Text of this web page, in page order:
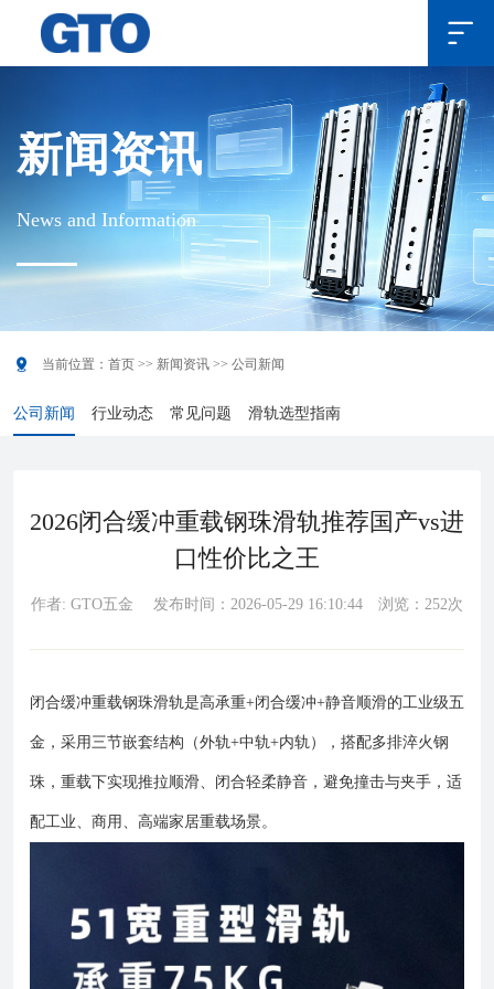

新闻资讯
News and Information
公司新闻 行业动态 常见问题 滑轨选型指南
 当前位置： 首页 >> 新闻资讯 >> 公司新闻
2026闭合缓冲重载钢珠滑轨推荐国产vs进
口性价比之王
作者: GTO五金 发布时间：2026-05-29 16:10:44 浏览：252次
闭合缓冲重载钢珠滑轨是高承重+闭合缓冲+静音顺滑的工业级五
金，采用三节嵌套结构（外轨+中轨+内轨），搭配多排淬火钢
珠，重载下实现推拉顺滑、闭合轻柔静音，避免撞击与夹手，适
配工业、商用、高端家居重载场景。